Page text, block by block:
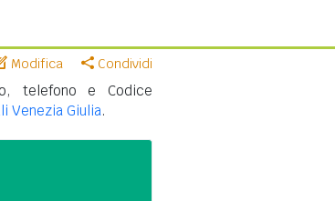
Modifica Condividi
telefono e Codice
Venezia Giulia.